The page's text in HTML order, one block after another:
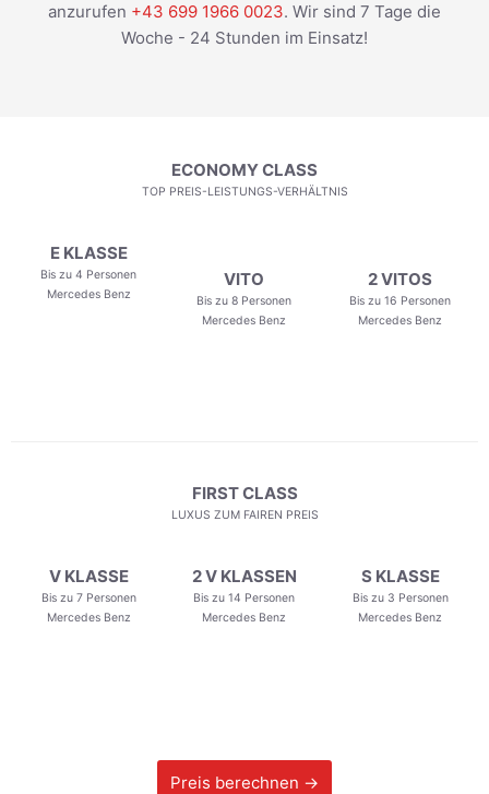
anzurufen +43 699 1966 0023. Wir sind 7 Tage die
Woche - 24 Stunden im Einsatz!
ECONOMY CLASS
TOP PREIS-LEISTUNGS-VERHÄLTNIS
E KLASSE
Bis zu 4 Personen
Mercedes Benz
VITO
Bis zu 8 Personen
Mercedes Benz
2 VITOS
Bis zu 16 Personen
Mercedes Benz
FIRST CLASS
LUXUS ZUM FAIREN PREIS
V KLASSE
Bis zu 7 Personen
Mercedes Benz
2 V KLASSEN
Bis zu 14 Personen
Mercedes Benz
S KLASSE
Bis zu 3 Personen
Mercedes Benz
Preis berechnen →